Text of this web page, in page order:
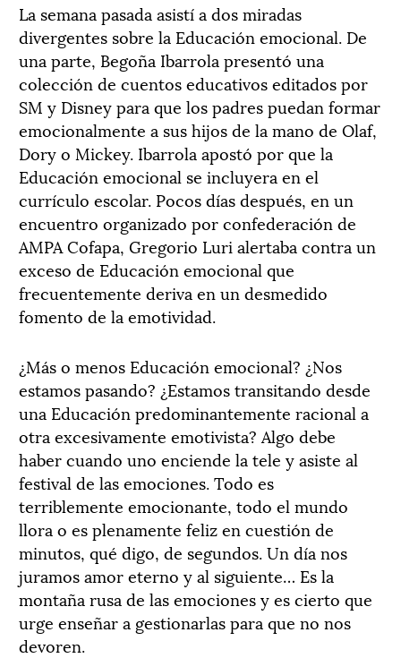
La semana pasada asistí a dos miradas
divergentes sobre la Educación emocional. De
una parte, Begoña Ibarrola presentó una
colección de cuentos educativos editados por
SM y Disney para que los padres puedan formar
emocionalmente a sus hijos de la mano de Olaf,
Dory o Mickey. Ibarrola apostó por que la
Educación emocional se incluyera en el
currículo escolar. Pocos días después, en un
encuentro organizado por confederación de
AMPA Cofapa, Gregorio Luri alertaba contra un
exceso de Educación emocional que
frecuentemente deriva en un desmedido
fomento de la emotividad.
¿Más o menos Educación emocional? ¿Nos
estamos pasando? ¿Estamos transitando desde
una Educación predominantemente racional a
otra excesivamente emotivista? Algo debe
haber cuando uno enciende la tele y asiste al
festival de las emociones. Todo es
terriblemente emocionante, todo el mundo
llora o es plenamente feliz en cuestión de
minutos, qué digo, de segundos. Un día nos
juramos amor eterno y al siguiente… Es la
montaña rusa de las emociones y es cierto que
urge enseñar a gestionarlas para que no nos
devoren.